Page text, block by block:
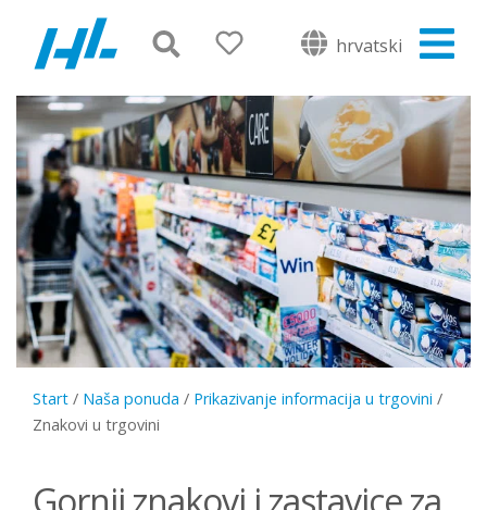
hrvatski
Start / Naša ponuda / Prikazivanje informacija u trgovini /
Znakovi u trgovini